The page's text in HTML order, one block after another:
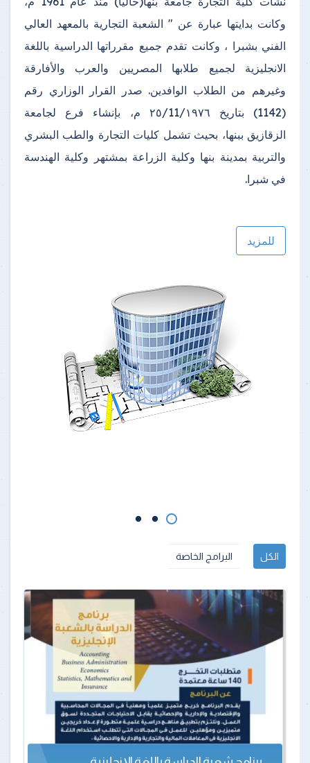
وكانت بدايتها عبارة عن " الشعبة التجارية بالمعهد العالي
الفني بشبرا ، وكانت تقدم جميع مقرراتها الدراسية باللغة
الانجليزية لجميع طلابها المصريين والعرب والأفارقة
وغيرهم من الطلاب الوافدين. صدر القرار الوزاري رقم
(1142) بتاريخ ٢٥/11/١٩٧٦ م، بإنشاء فرع لجامعة
الزقازيق ببنها، بحيث تشمل كليات التجارة والطب البشري
والتربية بمدينة بنها وكلية الزراعة بمشتهر وكلية الهندسة
في شبرا.
للمزيد
الكل البرامج الخاصة